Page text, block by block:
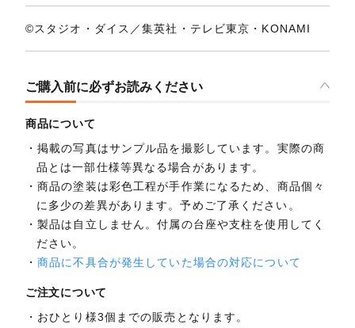
©スタジオ・ダイス／集英社・テレビ東京・KONAMI
ご購入前に必ずお読みください
商品について
掲載の写真はサンプル品を撮影しています。実際の商
品とは一部仕様等異なる場合があります。
商品の塗装は彩色工程が手作業になるため、商品個々
に多少の差異があります。予めご了承ください。
製品は自立しません。付属の台座や支柱を使用してく
ださい。
商品に不具合が発生していた場合の対応について
ご注文について
おひとり様3個までの販売となります。